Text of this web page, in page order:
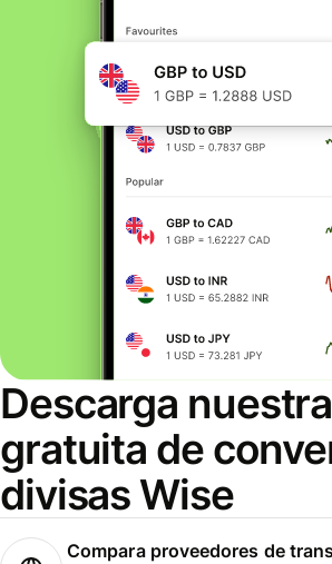
Descarga
gratuita de
divisas Wise
Compara proveedores de